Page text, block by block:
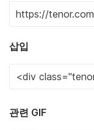
삽입
관련 GIF